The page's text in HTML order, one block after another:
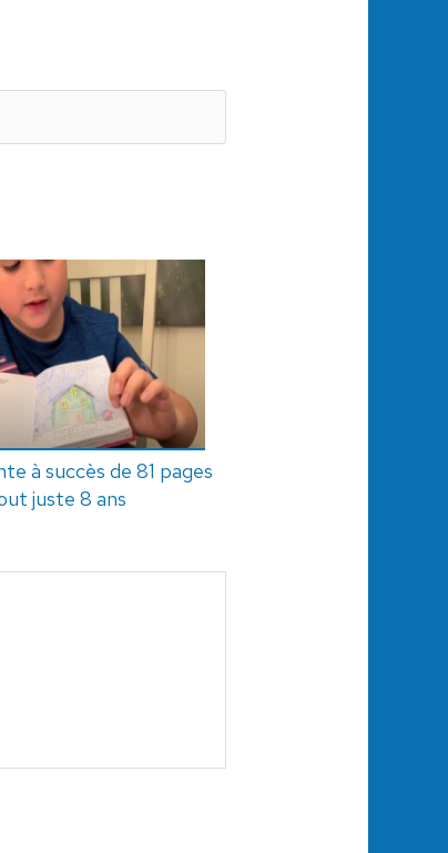
à succès de 81 pages
juste 8 ans